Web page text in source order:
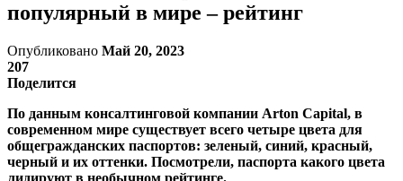
популярный в мире – рейтинг
Опубликовано Май 20, 2023
207
Поделится
По данным консалтинговой компании Arton Capital, в
современном мире существует всего четыре цвета для
общегражданских паспортов: зеленый, синий, красный,
черный и их оттенки. Посмотрели, паспорта какого цвета
лидируют в необычном рейтинге.